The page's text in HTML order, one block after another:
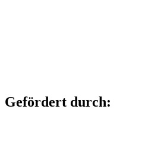
Gefördert durch: